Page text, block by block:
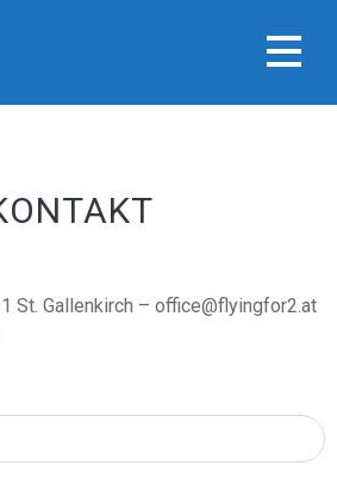
St. Gallenkirch – office@flyingfor2.at